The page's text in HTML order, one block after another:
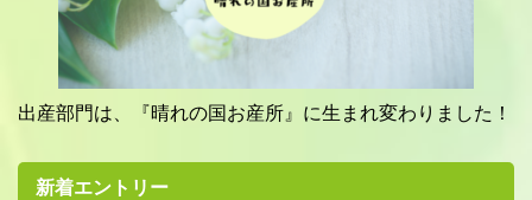
出産部門は、『晴れの国お産所』に生まれ変わりました！
新着エントリー